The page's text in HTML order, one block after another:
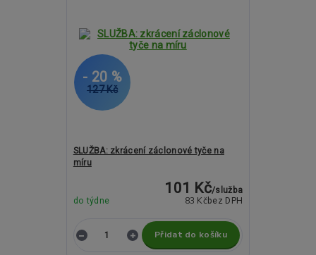
127 Kč
- 20 %
SLUŽBA: zkrácení záclonové tyče na
míru
101 Kč/služba
83 Kč bez DPH
do týdne
Přidat do košíku